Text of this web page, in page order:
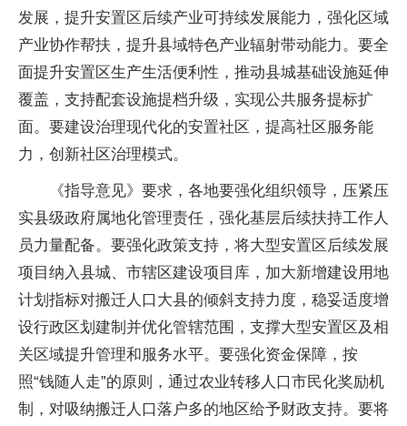
发展，提升安置区后续产业可持续发展能力，强化区域
产业协作帮扶，提升县域特色产业辐射带动能力。要全
面提升安置区生产生活便利性，推动县城基础设施延伸
覆盖，支持配套设施提档升级，实现公共服务提标扩
面。要建设治理现代化的安置社区，提高社区服务能
力，创新社区治理模式。
《指导意见》要求，各地要强化组织领导，压紧压
实县级政府属地化管理责任，强化基层后续扶持工作人
员力量配备。要强化政策支持，将大型安置区后续发展
项目纳入县城、市辖区建设项目库，加大新增建设用地
计划指标对搬迁人口大县的倾斜支持力度，稳妥适度增
设行政区划建制并优化管辖范围，支撑大型安置区及相
关区域提升管理和服务水平。要强化资金保障，按
照“钱随人走”的原则，通过农业转移人口市民化奖励机
制，对吸纳搬迁人口落户多的地区给予财政支持。要将